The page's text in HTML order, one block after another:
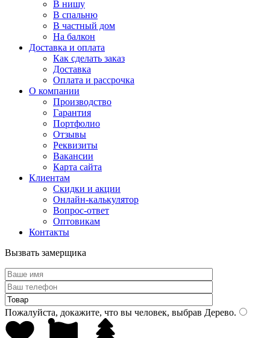
В нишу
В спальню
В частный дом
На балкон
Доставка и оплата
Как сделать заказ
Доставка
Оплата и рассрочка
О компании
Производство
Гарантия
Портфолио
Отзывы
Реквизиты
Вакансии
Карта сайта
Клиентам
Скидки и акции
Онлайн-калькулятор
Вопрос-ответ
Оптовикам
Контакты
Вызвать замерщика
Пожалуйста, докажите, что вы человек, выбрав Дерево.